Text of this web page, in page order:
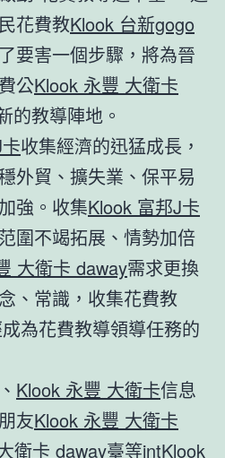
花費教Klook 台新gogo
要害一個步驟，將為晉
公Klook 永豐 大衛卡
的教導陣地。
收集經濟的迅猛成長，
外貿、擴失業、保平易
強。收集Klook 富邦J卡
圍不竭拓展、情勢加倍
大衛卡 daway需求更換
、常識，收集花費教
為花費教導領導任務的
Klook 永豐 大衛卡信息
友Klook 永豐 大衛卡
衛卡 daway臺等intKlook